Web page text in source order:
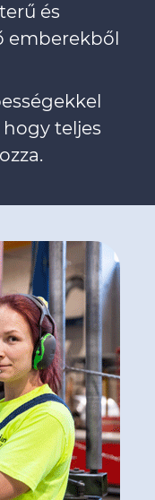
és
emberekből
hogy teljes